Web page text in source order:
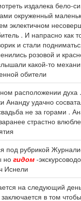
издалека бело-
окруженный
эклектичном
. И напрасно как
и стали
розовой и
какой-то
обители
расположении
Ананду удачно
не за горами .
страстно
под рубрикой
но гидом -
Иснели
на следующий
в том